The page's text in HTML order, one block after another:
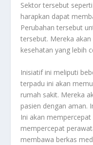
Sektor tersebut
harapkan dapat
Perubahan tersebut
tersebut. Mereka
kesehatan yang lebih
Inisiatif ini meliputi
terpadu ini akan
rumah sakit. Mereka
pasien dengan aman.
Ini akan
mempercepat
membawa berkas